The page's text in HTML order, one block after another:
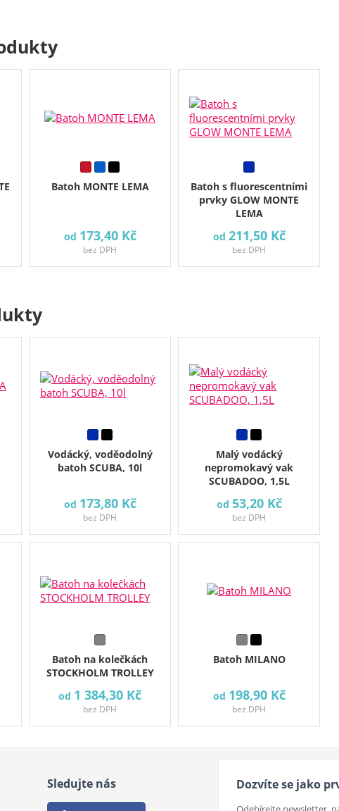
Batoh MONTE LEMA
od 173,40 Kč
bez DPH
Batoh s fluorescentními
prvky GLOW MONTE
LEMA
od 211,50 Kč
bez DPH
Vodácký, voděodolný
batoh SCUBA, 10l
od 173,80 Kč
bez DPH
Malý vodácký
nepromokavý vak
SCUBADOO, 1,5L
od 53,20 Kč
bez DPH
Batoh na kolečkách
STOCKHOLM TROLLEY
od 1 384,30 Kč
bez DPH
Batoh MILANO
od 198,90 Kč
bez DPH
Sledujte nás Dozvíte se jako